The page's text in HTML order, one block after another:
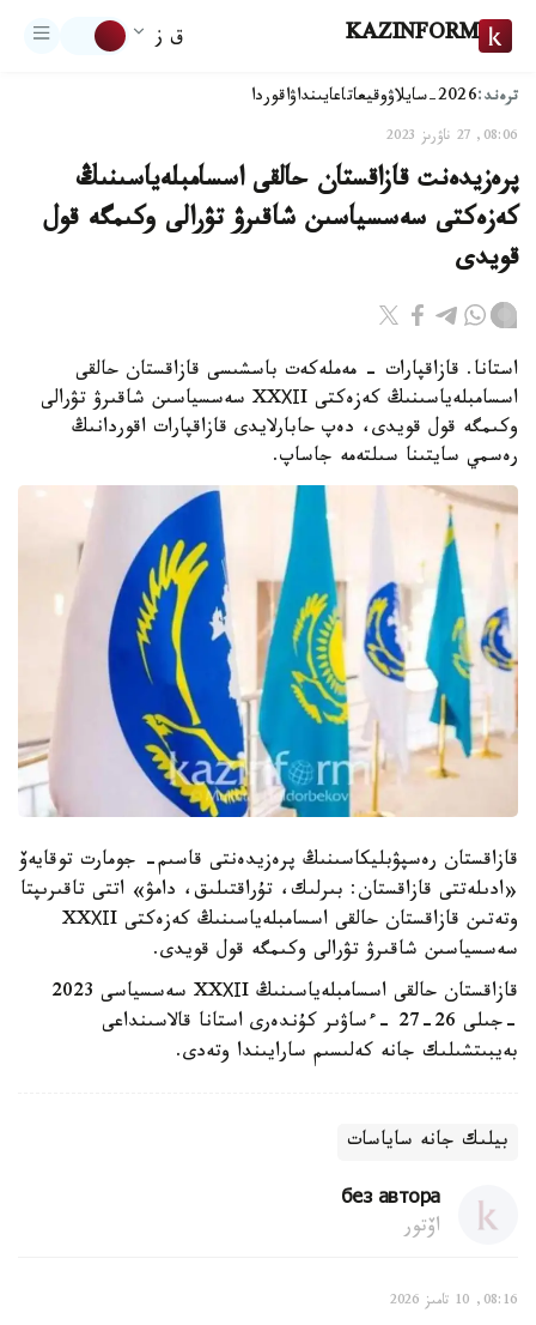
KAZINFORM ق ز
ترەند:2026-سايلاۋ وقيعاتاعايىنداۋاقوردا
08:06, 27 ناۋرىز 2023
پرەزيدەنت قازاقستان حالقى اسسامبلەياسىنىڭ
كەزەكتى سەسسياسىن شاقىرۋ تۋرالى وكىمگە قول
قويدى
استانا. قازاقپارات - مەملەكەت باسشىسى قازاقستان حالقى
اسسامبلەياسىنىڭ كەزەكتى XXХІI سەسسياسىن شاقىرۋ تۋرالى
وكىمگە قول قويدى، دەپ حابارلايدى قازاقپارات اقوردانىڭ
رەسمي سايتىنا سىلتەمە جاساپ.
قازاقستان رەسپۋبليكاسىنىڭ پرەزيدەنتى قاسىم- جومارت توقايەۆ
«ادىلەتتى قازاقستان: بىرلىك، تۇراقتىلىق، دامۋ» اتتى تاقىرىپتا
وتەتىن قازاقستان حالقى اسسامبلەياسىنىڭ كەزەكتى XXХІI
سەسسياسىن شاقىرۋ تۋرالى وكىمگە قول قويدى.
قازاقستان حالقى اسسامبلەياسىنىڭ XXХІI سەسسياسى 2023
-جىلى 26-27 -ءساۋىر كۇندەرى استانا قالاسىنداعى
بەيبىتشىلىك جانە كەلىسىم سارايىندا وتەدى.
بيلىك جانە ساياسات
без автора
اۆتور
08:16, 10 تامىز 2026